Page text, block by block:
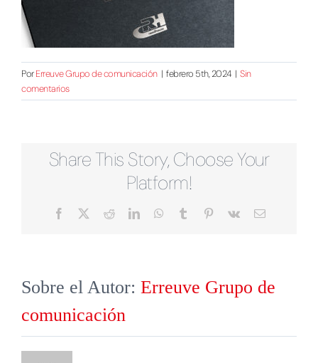
PorErreuve Grupo de comunicación | febrero 5th, 2024 | Sin
comentarios
Share This Story, Choose Your
Platform!
Facebook RedditLinkedInWhatsApp
Tumblr PinterestVk
Correo
Sobre el Autor: Erreuve Grupo de
comunicación